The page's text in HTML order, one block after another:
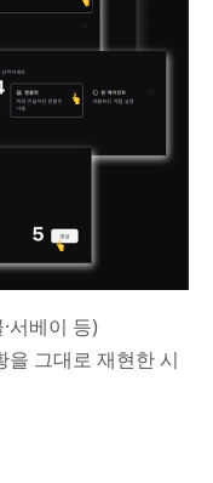
서베이 등)
을 그대로 재현한 시